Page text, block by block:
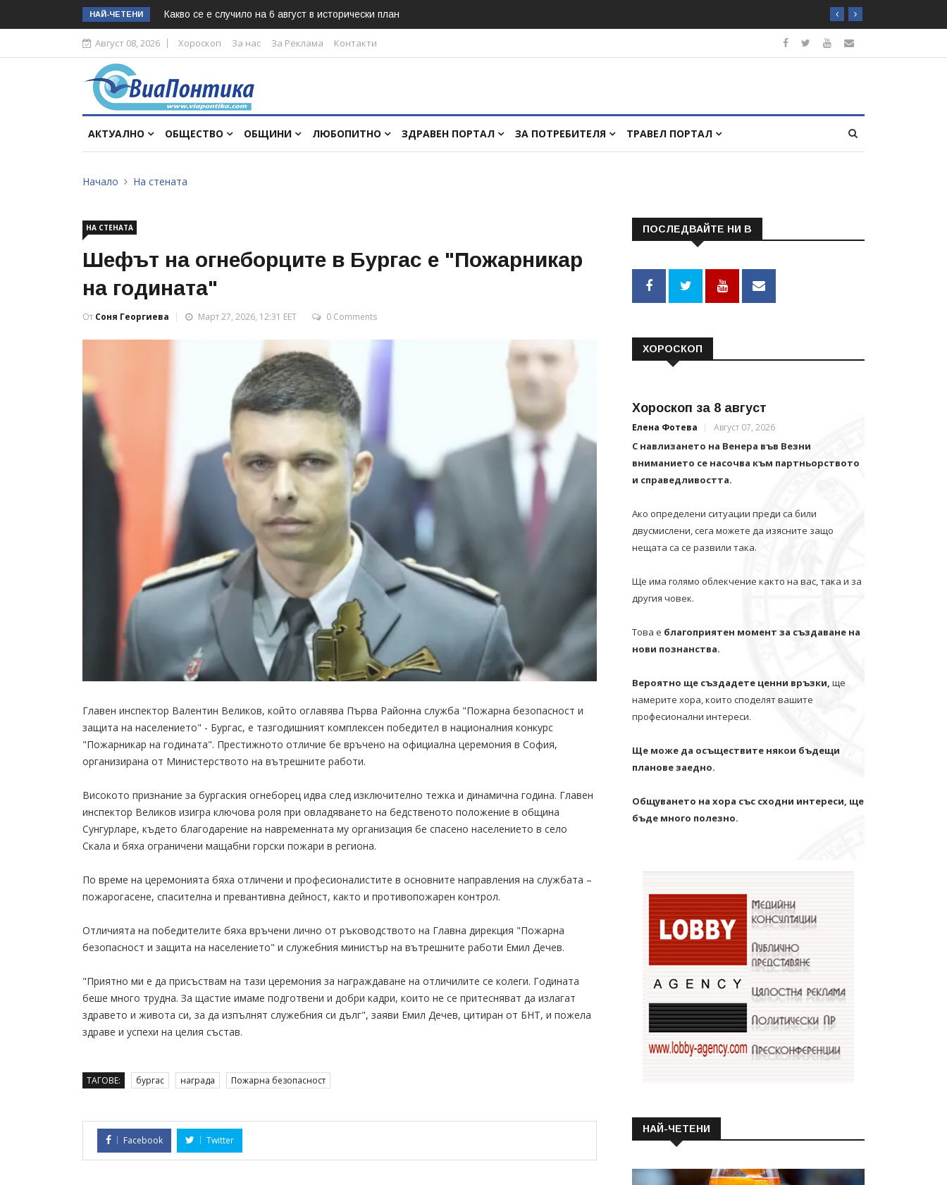
НАЙ-ЧЕТЕНИ Какво се е случило на 6 август в исторически план
Август 08, 2026 Хороскоп За нас За Реклама Контакти
АКТУАЛНО ОБЩЕСТВО ОБЩИНИ ЛЮБОПИТНО ЗДРАВЕН ПОРТАЛ ЗА ПОТРЕБИТЕЛЯ ТРАВЕЛ ПОРТАЛ
Начало На стената
НА СТЕНАТА
Шефът на огнеборците в Бургас е "Пожарникар
на годината"
От Соня Георгиева Март 27, 2026, 12:31 EET 0 Comments
Главен инспектор Валентин Великов, който оглавява Първа Районна служба "Пожарна безопасност и
защита на населението" - Бургас, е тазгодишният комплексен победител в националния конкурс
"Пожарникар на годината". Престижното отличие бе връчено на официална церемония в София,
организирана от Министерството на вътрешните работи.
Високото признание за бургаския огнеборец идва след изключително тежка и динамична година. Главен
инспектор Великов изигра ключова роля при овладяването на бедственото положение в община
Сунгурларе, където благодарение на навременната му организация бе спасено населението в село
Скала и бяха ограничени мащабни горски пожари в региона.
По време на церемонията бяха отличени и професионалистите в основните направления на службата –
пожарогасене, спасителна и превантивна дейност, както и противопожарен контрол.
Отличията на победителите бяха връчени лично от ръководството на Главна дирекция "Пожарна
безопасност и защита на населението" и служебния министър на вътрешните работи Емил Дечев.
"Приятно ми е да присъствам на тази церемония за награждаване на отличилите се колеги. Годината
беше много трудна. За щастие имаме подготвени и добри кадри, които не се притесняват да излагат
здравето и живота си, за да изпълнят служебния си дълг", заяви Емил Дечев, цитиран от БНТ, и пожела
здраве и успехи на целия състав.
ТАГОВЕ: бургас награда Пожарна безопасност
Facebook Twitter
ПОСЛЕДВАЙТЕ НИ В
ХОРОСКОП
Хороскоп за 8 август
Елена Фотева Август 07, 2026
С навлизането на Венера във Везни
вниманието се насочва към партньорството
и справедливостта.
Ако определени ситуации преди са били
двусмислени, сега можете да изясните защо
нещата са се развили така.
Ще има голямо облекчение както на вас, така и за
другия човек.
Това е благоприятен момент за създаване на
нови познанства.
Вероятно ще създадете ценни връзки, ще
намерите хора, които споделят вашите
професионални интереси.
Ще може да осъществите някои бъдещи
планове заедно.
Общуването на хора със сходни интереси, ще
бъде много полезно.
НАЙ-ЧЕТЕНИ